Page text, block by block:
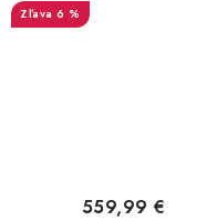
6 %
559,99 €